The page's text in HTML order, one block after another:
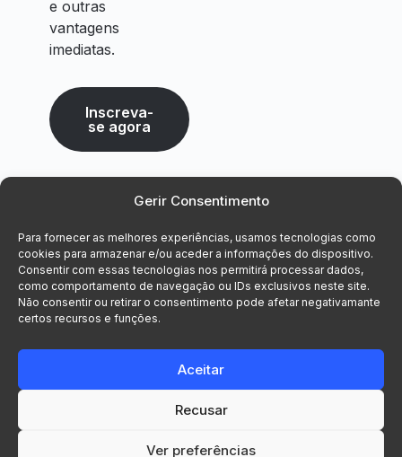
Gerir Consentimento
Para fornecer as melhores experiências, usamos tecnologias como
cookies para armazenar e/ou aceder a informações do dispositivo.
Consentir com essas tecnologias nos permitirá processar dados,
como comportamento de navegação ou IDs exclusivos neste site.
Não consentir ou retirar o consentimento pode afetar negativamante
certos recursos e funções.
Aceitar
Recusar
Ver preferências
e outras
vantagens
imediatas.
Inscreva-
se agora
© 2026 Voxsys, Lda. Todos os direitos